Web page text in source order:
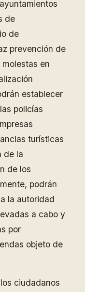
de
de
prevención de
en
establecer
policías
turísticas
de la
de los
podrán
la autoridad
a cabo y
por
objeto de
ciudadanos